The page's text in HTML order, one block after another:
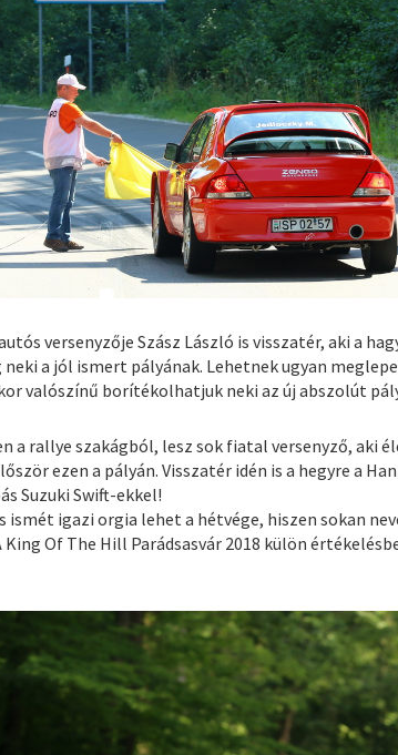
versenyzője Szász László is visszatér, aki a
neki a jól ismert pályának. Lehetnek ugyan
valószínű borítékolhatjuk neki az új abszolút
a rallye szakágból, lesz sok fiatal versenyző, aki
ezen a pályán. Visszatér idén is a hegyre a
Suzuki Swift-ekkel!
ismét igazi orgia lehet a hétvége, hiszen sokan
King Of The Hill Parádsasvár 2018 külön